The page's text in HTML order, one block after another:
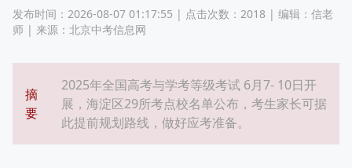
发布时间：2026-08-07 01:17:55 | 点击次数：2018 | 编辑：信老
师 | 来源：北京中考信息网
摘
要
2025年全国高考与学考等级考试 6月7- 10日开
展，海淀区29所考点校名单公布，考生家长可据
此提前规划路线，做好应考准备。